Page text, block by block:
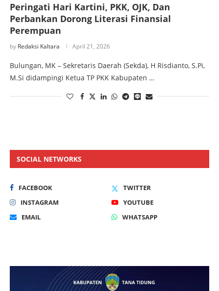
Peringati Hari Kartini, PKK, OJK, Dan
Perbankan Dorong Literasi Finansial
Perempuan
by Redaksi Kaltara April 21, 2026
Bulungan, MK – Sekretaris Daerah (Sekda), H Risdianto, S.Pi,
M.Si didampingi Ketua TP PKK Kabupaten …
SOCIAL NETWORKS
FACEBOOK
TWITTER
INSTAGRAM
YOUTUBE
EMAIL
WHATSAPP